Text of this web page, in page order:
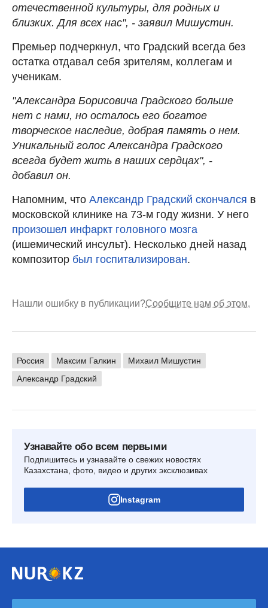
отечественной культуры, для родных и
близких. Для всех нас", - заявил Мишустин.
Премьер подчеркнул, что Градский всегда без
остатка отдавал себя зрителям, коллегам и
ученикам.
"Александра Борисовича Градского больше
нет с нами, но осталось его богатое
творческое наследие, добрая память о нем.
Уникальный голос Александра Градского
всегда будет жить в наших сердцах", -
добавил он.
Напомним, что Александр Градский скончался в
московской клинике на 73-м году жизни. У него
произошел инфаркт головного мозга
(ишемический инсульт). Несколько дней назад
композитор был госпитализирован.
Нашли ошибку в публикации?Сообщите нам об этом.
Россия Максим Галкин
Михаил Мишустин
Александр Градский
Узнавайте обо всем первыми
Подпишитесь и узнавайте о свежих новостях
Казахстана, фото, видео и других эксклюзивах
Instagram